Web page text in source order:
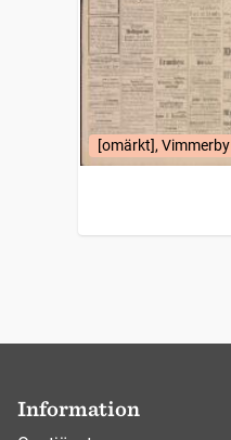
[omärkt], Vimmerby
Information